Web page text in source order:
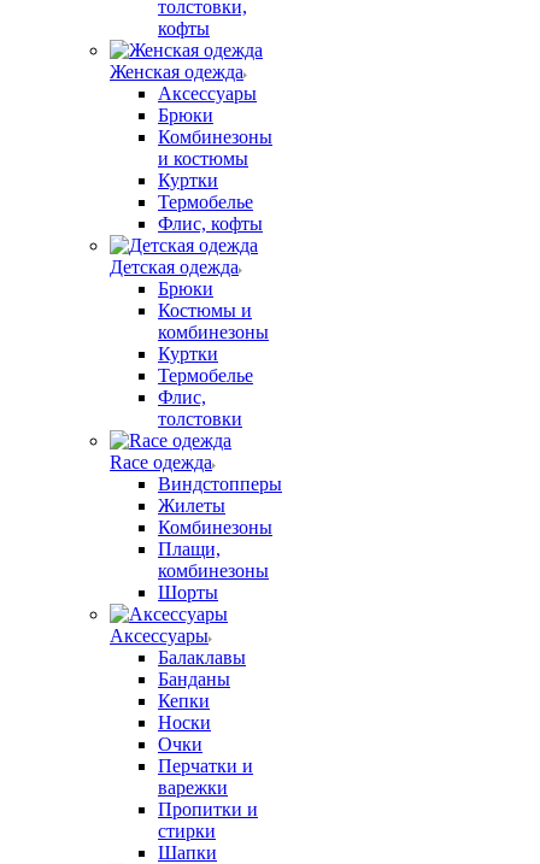
толстовки,
кофты
Женская одежда
Аксессуары
Брюки
Комбинезоны
и костюмы
Куртки
Термобелье
Флис, кофты
Детская одежда
Брюки
Костюмы и
комбинезоны
Куртки
Термобелье
Флис,
толстовки
Race одежда
Виндстопперы
Жилеты
Комбинезоны
Плащи,
комбинезоны
Шорты
Аксессуары
Балаклавы
Банданы
Кепки
Носки
Очки
Перчатки и
варежки
Пропитки и
стирки
Шапки